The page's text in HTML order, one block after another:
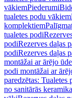
vākiemPiederumi
tualetes podu vākiem
komplektiem
tualetes podi
podiRezerves daļas
podiRezerves daļas
montāžai ar ārējo
podi montāžai ar
paredzētas: Tualetes
no sanitārās